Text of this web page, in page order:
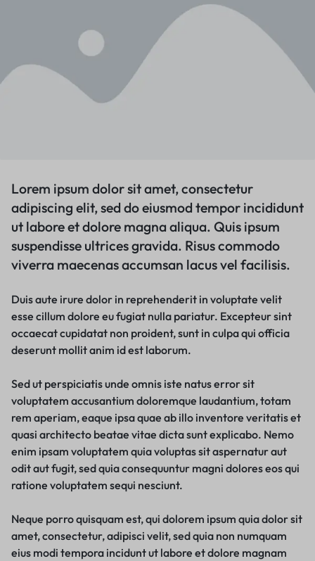
Lorem ipsum dolor sit amet, consectetur
adipiscing elit, sed do eiusmod tempor incididunt
ut labore et dolore magna aliqua. Quis ipsum
suspendisse ultrices gravida. Risus commodo
viverra maecenas accumsan lacus vel facilisis.
Duis aute irure dolor in reprehenderit in voluptate velit
esse cillum dolore eu fugiat nulla pariatur. Excepteur sint
occaecat cupidatat non proident, sunt in culpa qui officia
deserunt mollit anim id est laborum.
Sed ut perspiciatis unde omnis iste natus error sit
voluptatem accusantium doloremque laudantium, totam
rem aperiam, eaque ipsa quae ab illo inventore veritatis et
quasi architecto beatae vitae dicta sunt explicabo. Nemo
enim ipsam voluptatem quia voluptas sit aspernatur aut
odit aut fugit, sed quia consequuntur magni dolores eos qui
ratione voluptatem sequi nesciunt.
Neque porro quisquam est, qui dolorem ipsum quia dolor sit
amet, consectetur, adipisci velit, sed quia non numquam
eius modi tempora incidunt ut labore et dolore magnam